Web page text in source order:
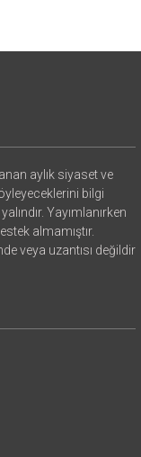
aylık siyaset ve
bilgi
Yayımlanırken
almamıştır.
veya uzantısı değildir